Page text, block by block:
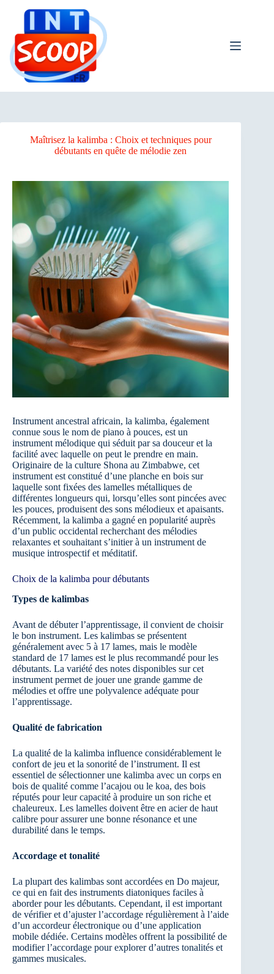
Maîtrisez la kalimba : Choix et techniques pour
débutants en quête de mélodie zen
Instrument ancestral africain, la kalimba, également
connue sous le nom de piano à pouces, est un
instrument mélodique qui séduit par sa douceur et la
facilité avec laquelle on peut le prendre en main.
Originaire de la culture Shona au Zimbabwe, cet
instrument est constitué d’une planche en bois sur
laquelle sont fixées des lamelles métalliques de
différentes longueurs qui, lorsqu’elles sont pincées avec
les pouces, produisent des sons mélodieux et apaisants.
Récemment, la kalimba a gagné en popularité auprès
d’un public occidental recherchant des mélodies
relaxantes et souhaitant s’initier à un instrument de
musique introspectif et méditatif.
Choix de la kalimba pour débutants
Types de kalimbas
Avant de débuter l’apprentissage, il convient de choisir
le bon instrument. Les kalimbas se présentent
généralement avec 5 à 17 lames, mais le modèle
standard de 17 lames est le plus recommandé pour les
débutants. La variété des notes disponibles sur cet
instrument permet de jouer une grande gamme de
mélodies et offre une polyvalence adéquate pour
l’apprentissage.
Qualité de fabrication
La qualité de la kalimba influence considérablement le
confort de jeu et la sonorité de l’instrument. Il est
essentiel de sélectionner une kalimba avec un corps en
bois de qualité comme l’acajou ou le koa, des bois
réputés pour leur capacité à produire un son riche et
chaleureux. Les lamelles doivent être en acier de haut
calibre pour assurer une bonne résonance et une
durabilité dans le temps.
Accordage et tonalité
La plupart des kalimbas sont accordées en Do majeur,
ce qui en fait des instruments diatoniques faciles à
aborder pour les débutants. Cependant, il est important
de vérifier et d’ajuster l’accordage régulièrement à l’aide
d’un accordeur électronique ou d’une application
mobile dédiée. Certains modèles offrent la possibilité de
modifier l’accordage pour explorer d’autres tonalités et
gammes musicales.